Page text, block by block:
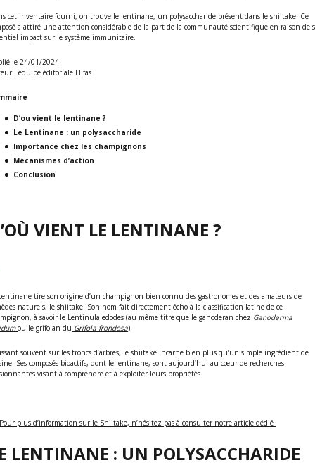
cet inventaire fourni, on trouve le lentinane, un polysaccharide présent dans le shiitake. Ce
a attiré une attention considérable de la part de la communauté scientifique en raison de
impact sur le système immunitaire.
le 24/01/2024
: équipe éditoriale Hifas
D’ou vient le lentinane ?
Le Lentinane : un polysaccharide
Importance chez les champignons
Mécanismes d’action
Conclusion
VIENT LE LENTINANE ?
tire son origine d’un champignon bien connu des gastronomes et des amateurs de
naturels, le shiitake. Son nom fait directement écho à la classification latine de ce
à savoir le Lentinula edodes (au même titre que le ganoderan chez Ganoderma
ou le grifolan du Grifola frondosa).
souvent sur les troncs d’arbres, le shiitake incarne bien plus qu’un simple ingrédient de
Ses composés bioactifs, dont le lentinane, sont aujourd’hui au cœur de recherches
visant à comprendre et à exploiter leurs propriétés.
plus d’information sur le Shiitake, n’hésitez pas à consulter notre article dédié
LENTINANE : UN POLYSACCHARIDE